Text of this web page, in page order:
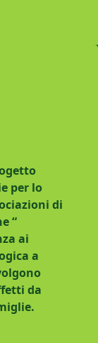
per lo
di
“
ai
a
da